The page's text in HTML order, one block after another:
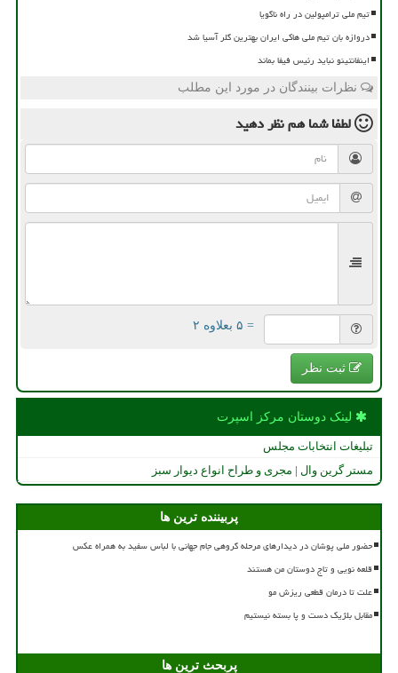
تیم ملی ترامپولین در راه ناگویا
دروازه بان تیم ملی هاکی ایران بهترین گلر آسیا شد
اینفانتینو نباید رئیس فیفا بماند
نظرات بینندگان در مورد این مطلب
لطفا شما همنظر دهید
= ۵ بعلاوه ۲
ثبت نظر
لینک دوستان مركز اسپرت
تبلیغات انتخابات مجلس
مستر گرین وال | مجری و طراح انواع دیوار سبز
پربیننده ترین ها
حضور ملی پوشان در دیدارهای مرحله گروهی جام جهانی با لباس سفید به همراه عکس
قلعه نویی و تاج دوستان من هستند
علت تا درمان قطعی ریزش مو
مقابل بلژیک دست و پا بسته نیستیم
پربحث ترین ها